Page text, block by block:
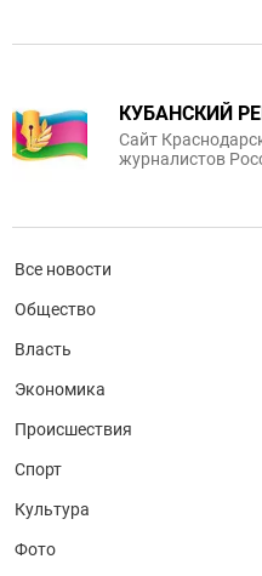
КУБАНСКИЙ
Сайт
журналистов
Все новости
Общество
Власть
Экономика
Происшествия
Спорт
Культура
Фото